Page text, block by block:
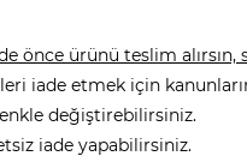
önce ürünü teslim alırsın,
iade etmek için
değiştirebilirsiniz.
iade yapabilirsiniz.